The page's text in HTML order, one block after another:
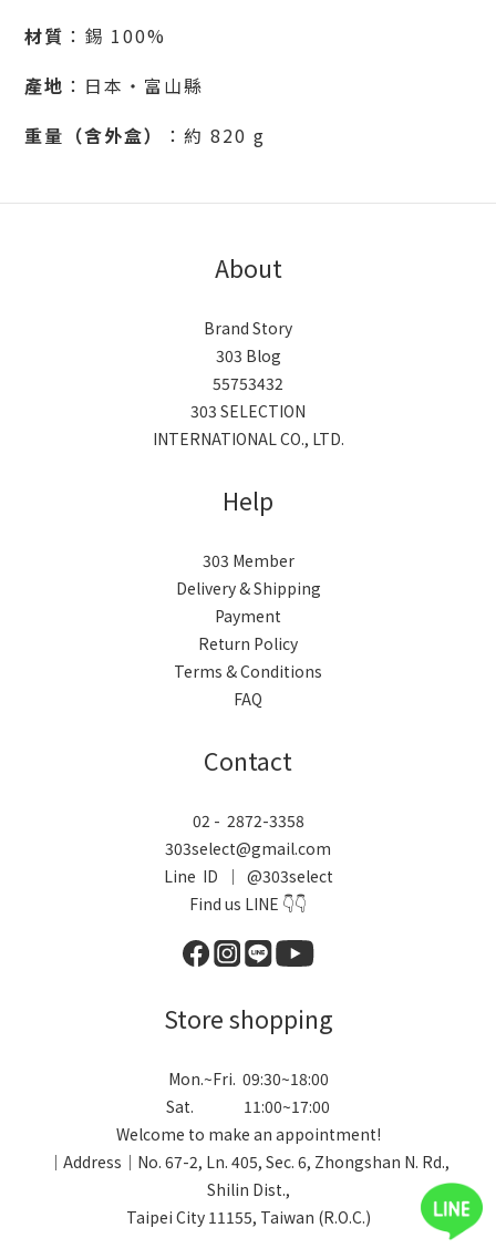
材質 ：錫 100%
產地 ：日本・富山縣
重量（含外盒）
：約 820 g
About
Brand Story
303 Blog
55753432
303 SELECTION
INTERNATIONAL CO., LTD.
Help
303 Member
Delivery & Shipping
Payment
Return Policy
Terms & Conditions
FAQ
Contact
02 - 2872-3358
303select@gmail.com
Line ID ｜ @303select
Find us LINE 👇👇
Store shopping
Mon.~Fri. 09:30~18:00
Sat. 11:00~17:00
Welcome to make an appointment!
｜Address｜No. 67-2, Ln. 405, Sec. 6, Zhongshan N. Rd.,
Shilin Dist.,
Taipei City 11155, Taiwan (R.O.C.)